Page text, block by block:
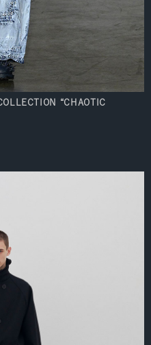
“CHAOTIC